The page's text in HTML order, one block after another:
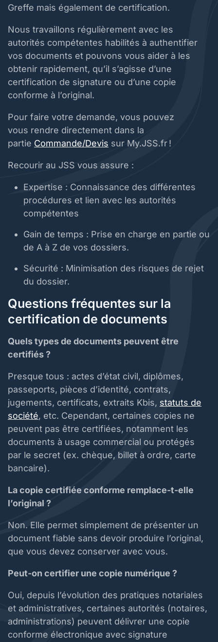
Greffe mais également de certification.
Nous travaillons régulièrement avec les
autorités compétentes habilités à authentifier
vos documents et pouvons vous aider à les
obtenir rapidement, qu’il s’agisse d’une
certification de signature ou d’une copie
conforme à l’original.
Pour faire votre demande, vous pouvez
vous rendre directement dans la
partie Commande/Devis sur My.JSS.fr !
Recourir au JSS vous assure :
Expertise : Connaissance des différentes
procédures et lien avec les autorités
compétentes
Gain de temps : Prise en charge en partie ou
de A à Z de vos dossiers.
Sécurité : Minimisation des risques de rejet
du dossier.
Questions fréquentes sur la
certification de documents
Quels types de documents peuvent être
certifiés ?
Presque tous : actes d’état civil, diplômes,
passeports, pièces d’identité, contrats,
jugements, certificats, extraits Kbis, statuts de
société, etc. Cependant, certaines copies ne
peuvent pas être certifiées, notamment les
documents à usage commercial ou protégés
par le secret (ex. chèque, billet à ordre, carte
bancaire).
La copie certifiée conforme remplace-t-elle
l’original ?
Non. Elle permet simplement de présenter un
document fiable sans devoir produire l’original,
que vous devez conserver avec vous.
Peut-on certifier une copie numérique ?
Oui, depuis l’évolution des pratiques notariales
et administratives, certaines autorités (notaires,
administrations) peuvent délivrer une copie
conforme électronique avec signature